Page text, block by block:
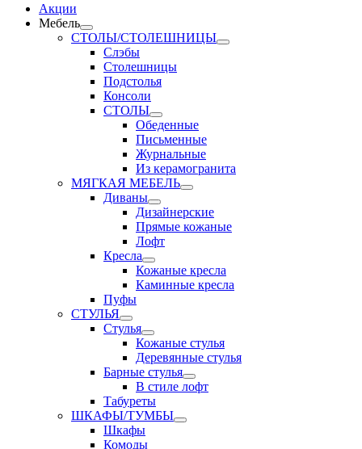
Акции
Мебель
СТОЛЫ/СТОЛЕШНИЦЫ
Слэбы
Столешницы
Подстолья
Консоли
СТОЛЫ
Обеденные
Письменные
Журнальные
Из керамогранита
МЯГКАЯ МЕБЕЛЬ
Диваны
Дизайнерские
Прямые кожаные
Лофт
Кресла
Кожаные кресла
Каминные кресла
Пуфы
СТУЛЬЯ
Стулья
Кожаные стулья
Деревянные стулья
Барные стулья
В стиле лофт
Табуреты
ШКАФЫ/ТУМБЫ
Шкафы
Комоды